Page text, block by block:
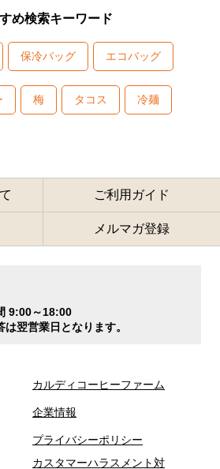
め検索キーワード
保冷バッグ エコバッグ
梅 タコス 冷麺
ご利用ガイド
メルマガ登録
9:00～18:00
翌営業日となります。
カルディコーヒーファーム
企業情報
プライバシーポリシー
カスタマーハラスメント対